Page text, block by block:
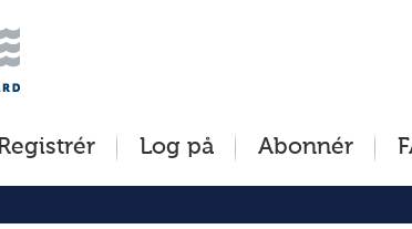
Registrér Log på Abonnér